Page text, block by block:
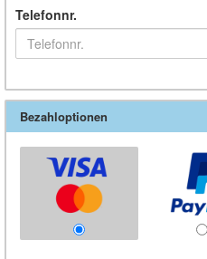
Telefonnr.
Bezahloptionen